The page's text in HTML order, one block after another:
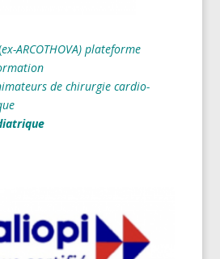
ex-ARCOTHOVA) plateforme
de chirurgie cardio-